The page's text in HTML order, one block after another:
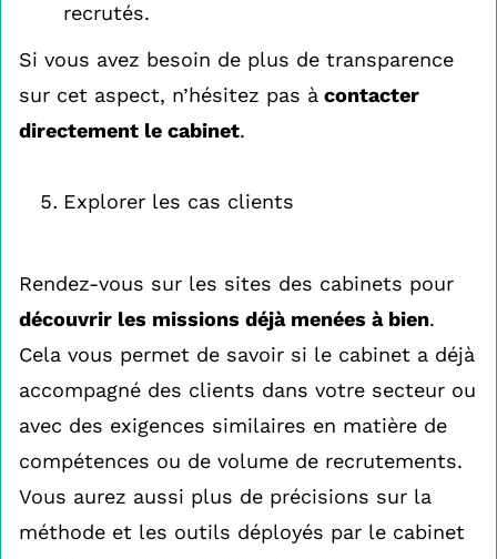
recrutés.
Si vous avez besoin de plus de transparence
sur cet aspect, n’hésitez pas à contacter
directement le cabinet.
Explorer les cas clients
Rendez-vous sur les sites des cabinets pour
découvrir les missions déjà menées à bien.
Cela vous permet de savoir si le cabinet a déjà
accompagné des clients dans votre secteur ou
avec des exigences similaires en matière de
compétences ou de volume de recrutements.
Vous aurez aussi plus de précisions sur la
méthode et les outils déployés par le cabinet